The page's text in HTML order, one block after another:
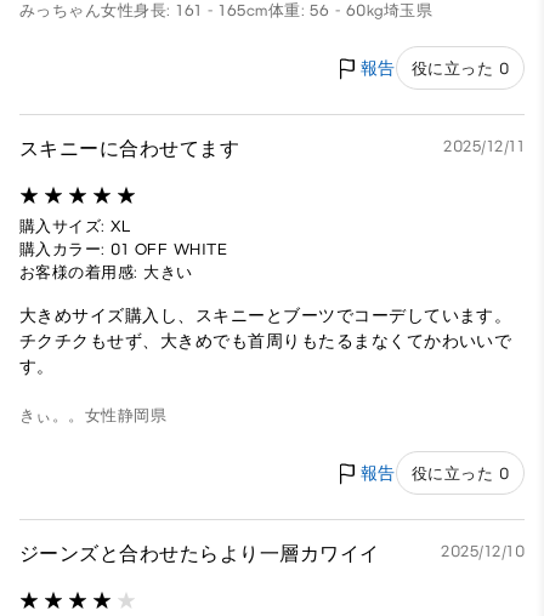
みっちゃん女性身長: 161 - 165cm体重: 56 - 60kg埼玉県
報告 役に立った 0
スキニーに合わせてます 2025/12/11
購入サイズ: XL
購入カラー: 01 OFF WHITE
お客様の着用感: 大きい
大きめサイズ購入し、スキニーとブーツでコーデしています。
チクチクもせず、大きめでも首周りもたるまなくてかわいいで
す。
きぃ。。 女性静岡県
報告 役に立った 0
ジーンズと合わせたらより一層カワイイ 2025/12/10